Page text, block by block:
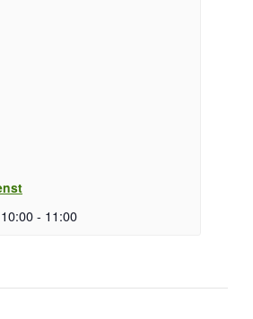
- 11:00